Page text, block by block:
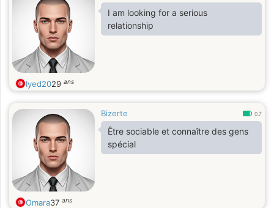
I am looking for a serious
relationship
Iyed2029 ans
Bizerte 0.7
Être sociable et connaître des gens
spécial
Omara37 ans